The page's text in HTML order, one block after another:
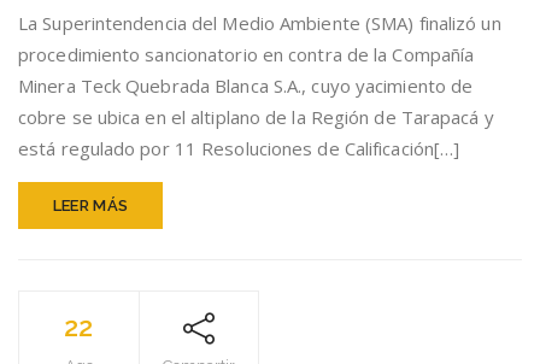
$872
millones
a
minera
Quebrada
Blanca
La Superintendencia del Medio Ambiente (SMA) finalizó un
procedimiento sancionatorio en contra de la Compañía
Minera Teck Quebrada Blanca S.A., cuyo yacimiento de
cobre se ubica en el altiplano de la Región de Tarapacá y
está regulado por 11 Resoluciones de Calificación[…]
LEER MÁS
22